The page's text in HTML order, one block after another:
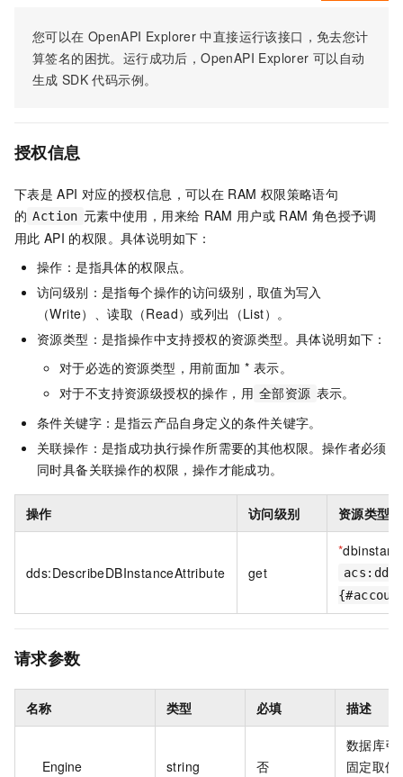
您可以在 OpenAPI Explorer 中直接运行该接口，免去您计
算签名的困扰。运行成功后，OpenAPI Explorer 可以自动
生成 SDK 代码示例。
授权信息
下表是 API 对应的授权信息，可以在 RAM 权限策略语句
的 Action 元素中使用，用来给 RAM 用户或 RAM 角色授予调
用此 API 的权限。具体说明如下：
操作：是指具体的权限点。
访问级别：是指每个操作的访问级别，取值为写入
（Write）、读取（Read）或列出（List）。
资源类型：是指操作中支持授权的资源类型。具体说明如下：
对于必选的资源类型，用前面加 * 表示。
对于不支持资源级授权的操作，用 全部资源 表示。
条件关键字：是指云产品自身定义的条件关键字。
关联操作：是指成功执行操作所需要的其他权限。操作者必须
同时具备关联操作的权限，操作才能成功。
操作 访问级别 资源类型
dds:DescribeDBInstanceAttribute get
*
请求参数
名称 类型 必填 描述
Engine string 否
数据库引
固定取值